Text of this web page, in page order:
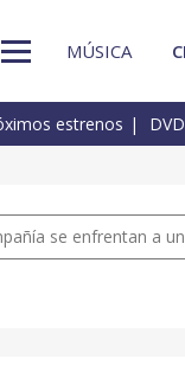
MÚSICA
estrenos DVD
se enfrentan a